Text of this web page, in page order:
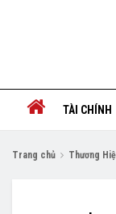
TÀI CHÍNH
Trang chủ Thương